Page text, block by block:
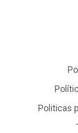
Politicas